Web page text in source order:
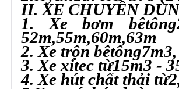
II. XE CHUYÊN
1. Xe bơm bêtông
52m,55m,60m,63m
2. Xe trộn bêtông
3. Xe xitec từ15m3 -
4. Xe hút chất thải từ